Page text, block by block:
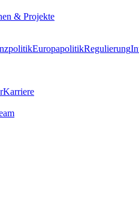
& Projekte
EuropapolitikRegulierung
Karriere